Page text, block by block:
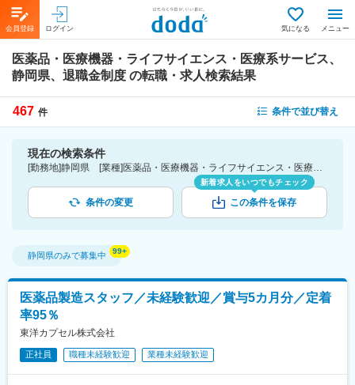
会員登録 ログイン 気になる メニュー
医薬品・医療機器・ライフサイエンス・医療系サービス、
静岡県、退職金制度 の転職・求人検索結果
467 件 条件で並び替え
現在の検索条件
[勤務地]静岡県 [業種]医薬品・医療機器・ライフサイエンス・医療系サービス [詳細条件](待遇・福利厚生)退職金制度
条件の変更
新着求人をいつでもチェック
この条件を保存
静岡県のみで募集中
医薬品製造スタッフ／未経験歓迎／賞与5カ月分／定着
率95％
東洋カプセル株式会社
正社員 職種未経験歓迎 業種未経験歓迎